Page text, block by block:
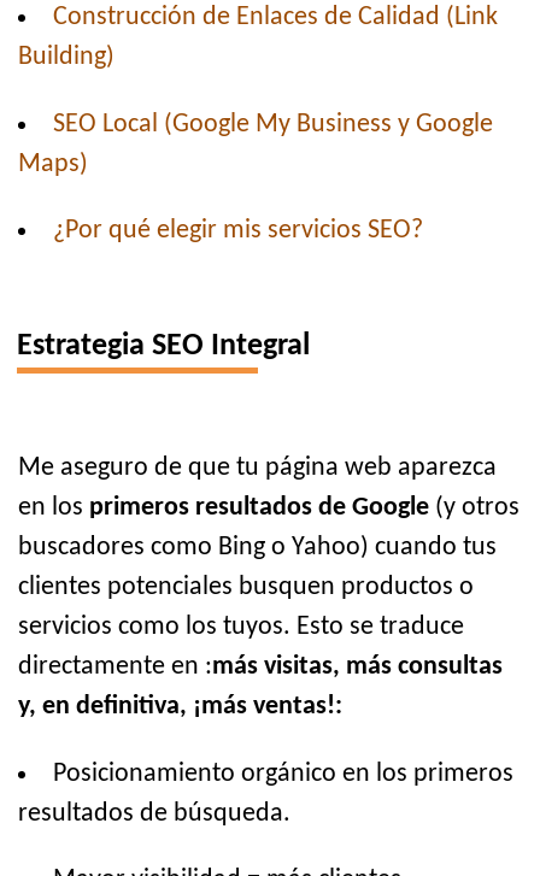
Construcción de Enlaces de Calidad (Link
Building)
SEO Local (Google My Business y Google
Maps)
¿Por qué elegir mis servicios SEO?
Estrategia SEO Integral
Me aseguro de que tu página web aparezca
en los primeros resultados de Google (y otros
buscadores como Bing o Yahoo) cuando tus
clientes potenciales busquen productos o
servicios como los tuyos. Esto se traduce
directamente en :más visitas, más consultas
y, en definitiva, ¡más ventas!:
Posicionamiento orgánico en los primeros
resultados de búsqueda.